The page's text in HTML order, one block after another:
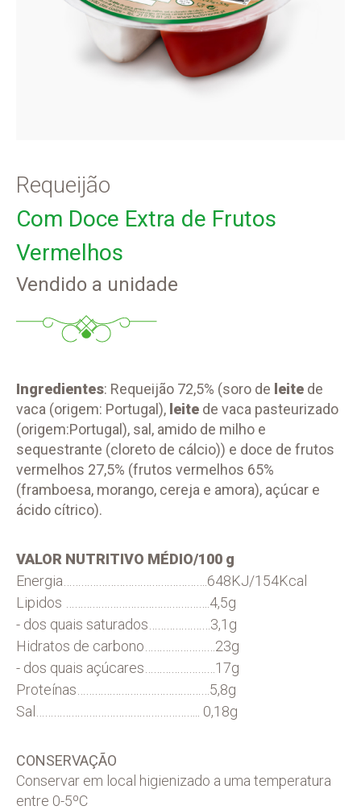
Requeijão
Com Doce Extra de Frutos
Vermelhos
Vendido a unidade
Ingredientes: Requeijão 72,5% (soro de leite de
vaca (origem: Portugal), leite de vaca pasteurizado
(origem:Portugal), sal, amido de milho e
sequestrante (cloreto de cálcio)) e doce de frutos
vermelhos 27,5% (frutos vermelhos 65%
(framboesa, morango, cereja e amora), açúcar e
ácido cítrico).
VALOR NUTRITIVO MÉDIO/100 g
Energia………………………………………….648KJ/154Kcal
Lipidos ………………………………………….4,5g
- dos quais saturados…………………3,1g
Hidratos de carbono……………………23g
- dos quais açúcares……………………17g
Proteínas………………………………………5,8g
Sal……………………………………………….. 0,18g
CONSERVAÇÃO
Conservar em local higienizado a uma temperatura
entre 0-5ºC